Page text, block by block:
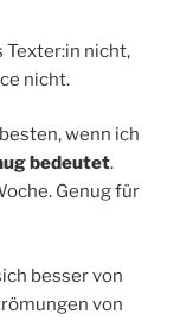
Texter:in nicht,
nicht.
wenn ich
bedeutet.
Genug für
besser von
von